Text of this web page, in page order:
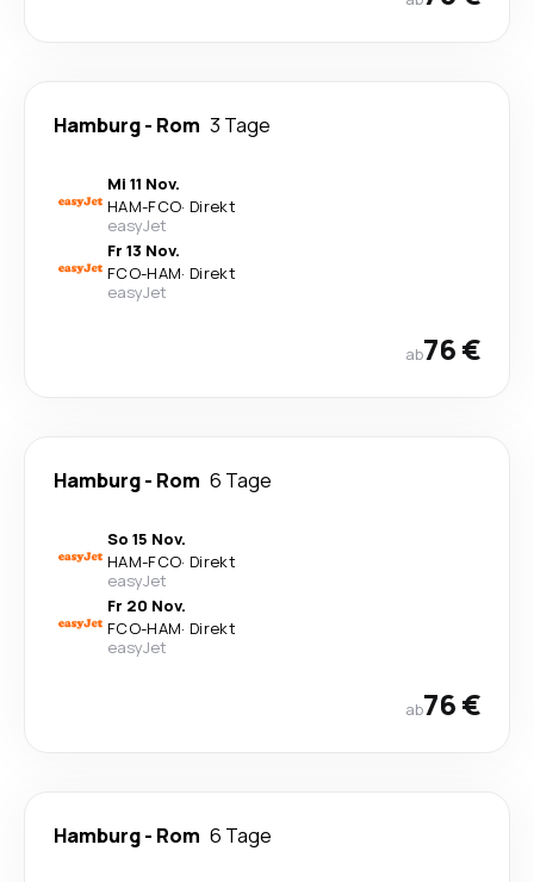
Hamburg- Rom 3 Tage
Mi 11 Nov.
HAM-FCO· Direkt
easyJet
Fr 13 Nov.
FCO-HAM· Direkt
easyJet
ab76 €
Hamburg- Rom 6 Tage
So 15 Nov.
HAM-FCO· Direkt
easyJet
Fr 20 Nov.
FCO-HAM· Direkt
easyJet
ab76 €
Hamburg- Rom 6 Tage